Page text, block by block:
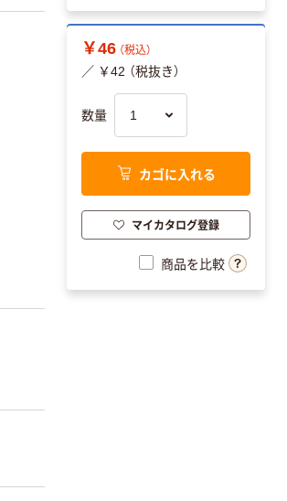
￥46 （税込）
／ ￥42 （税抜き）
数量
カゴに入れる
マイカタログ登録
商品を比較